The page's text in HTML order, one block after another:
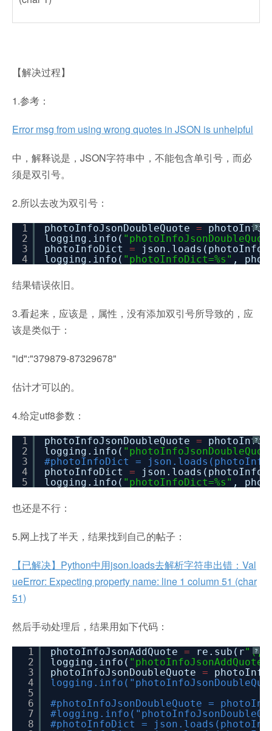
【解决过程】
1.参考：
Error msg from using wrong quotes in JSON is unhelpful
中，解释说是，JSON字符串中，不能包含单引号，而必
须是双引号。
2.所以去改为双引号：
?
1
2
3
4
photoInfoJsonDoubleQuote =
logging.info(
photoInfoDict =
logging.info( "photoInfoDict=%s" ,
结果错误依旧。
3.看起来，应该是，属性，没有添加双引号所导致的，应
该是类似于：
"id":"379879-87329678"
估计才可以的。
4.给定utf8参数：
?
1
2
3
4
5
photoInfoJsonDoubleQuote =
logging.info(
#photoInfoDict =
photoInfoDict =
logging.info( "photoInfoDict=%s" ,
也还是不行：
5.网上找了半天，结果找到自己的帖子：
【已解决】Python中用json.loads去解析字符串出错：Val
ueError: Expecting property name: line 1 column 51 (char
51)
然后手动处理后，结果用如下代码：
?
1
2
3
4
5
6
7
8
photoInfoJsonAddQuote = re.sub(r
logging.info(
photoInfoJsonDoubleQuote =
#photoInfoJsonDoubleQuote =
#photoInfoDict =